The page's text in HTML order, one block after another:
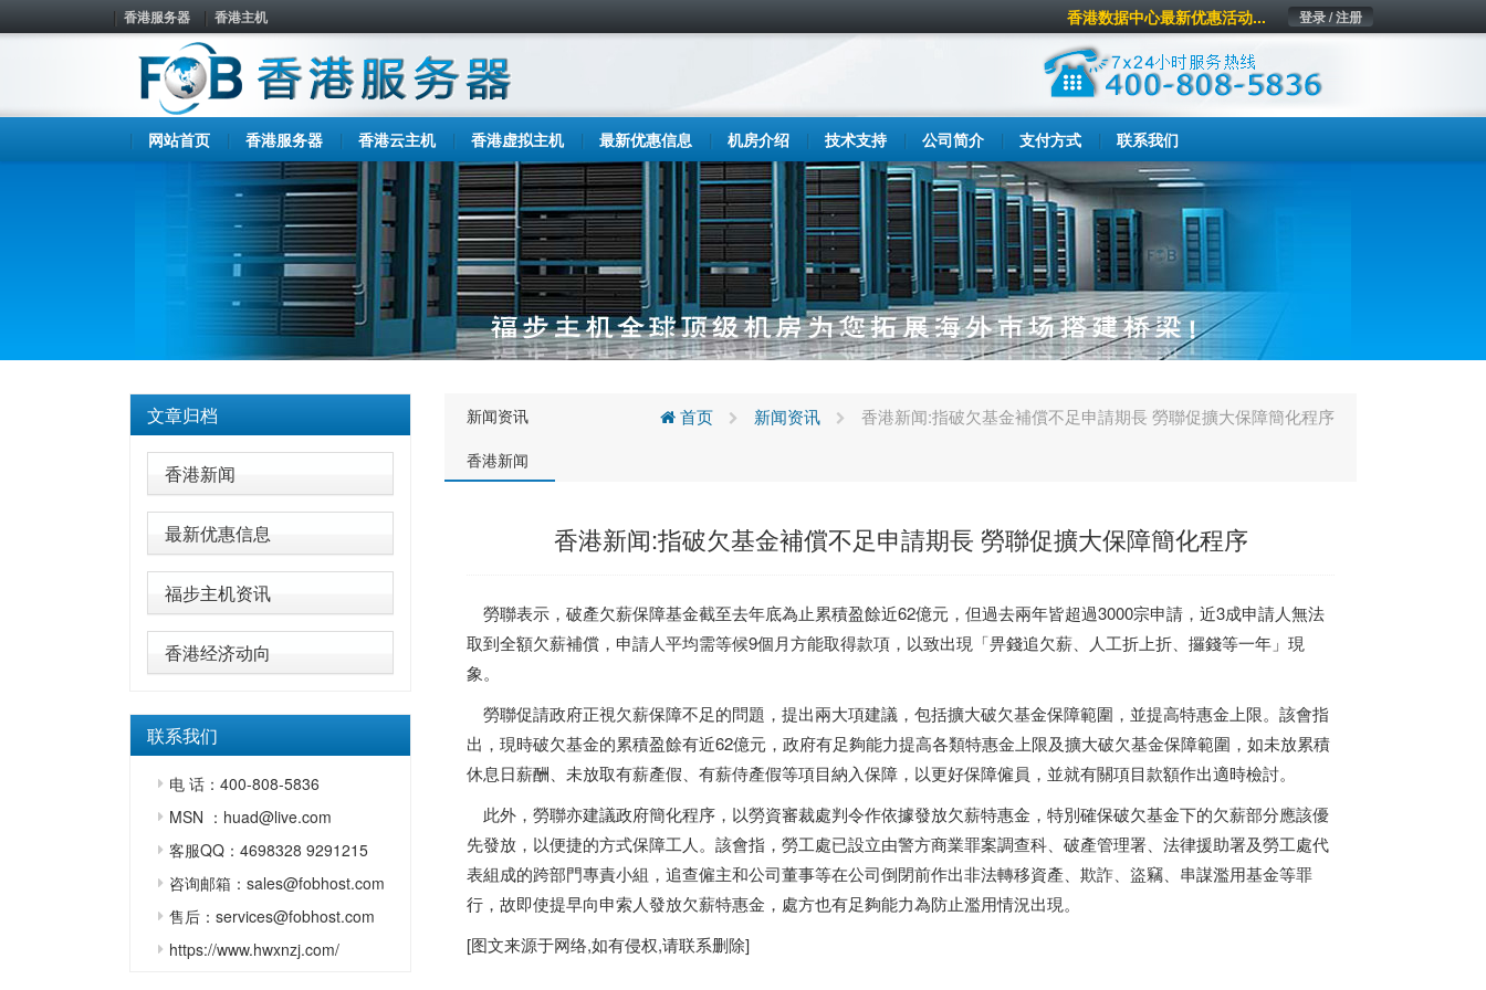
香港服务器 香港主机 登录 / 注册
香港数据中心最新优惠活动...
网站首页 香港服务器 香港云主机 香港虚拟主机 最新优惠信息 机房介绍 技术支持 公司简介 支付方式 联系我们
文章归档
香港新闻
最新优惠信息
福步主机资讯
香港经济动向
联系我们
电 话：400-808-5836
MSN ：huad@live.com
客服QQ：4698328 9291215
咨询邮箱：sales@fobhost.com
售后：services@fobhost.com
https://www.hwxnzj.com/
新闻资讯
香港新闻
首页 新闻资讯 香港新闻:指破欠基金補償不足申請期長 勞聯促擴大保障簡化程序
香港新闻:指破欠基金補償不足申請期長 勞聯促擴大保障簡化程序
勞聯表示，破產欠薪保障基金截至去年底為止累積盈餘近62億元，但過去兩年皆超過3000宗申請，近3成申請人無法
取到全額欠薪補償，申請人平均需等候9個月方能取得款項，以致出現「畀錢追欠薪、人工折上折、攞錢等一年」現
象。
勞聯促請政府正視欠薪保障不足的問題，提出兩大項建議，包括擴大破欠基金保障範圍，並提高特惠金上限。該會指
出，現時破欠基金的累積盈餘有近62億元，政府有足夠能力提高各類特惠金上限及擴大破欠基金保障範圍，如未放累積
休息日薪酬、未放取有薪產假、有薪侍產假等項目納入保障，以更好保障僱員，並就有關項目款額作出適時檢討。
此外，勞聯亦建議政府簡化程序，以勞資審裁處判令作依據發放欠薪特惠金，特別確保破欠基金下的欠薪部分應該優
先發放，以便捷的方式保障工人。該會指，勞工處已設立由警方商業罪案調查科、破產管理署、法律援助署及勞工處代
表組成的跨部門專責小組，追查僱主和公司董事等在公司倒閉前作出非法轉移資產、欺詐、盜竊、串謀濫用基金等罪
行，故即使提早向申索人發放欠薪特惠金，處方也有足夠能力為防止濫用情況出現。
[图文来源于网络,如有侵权,请联系删除]